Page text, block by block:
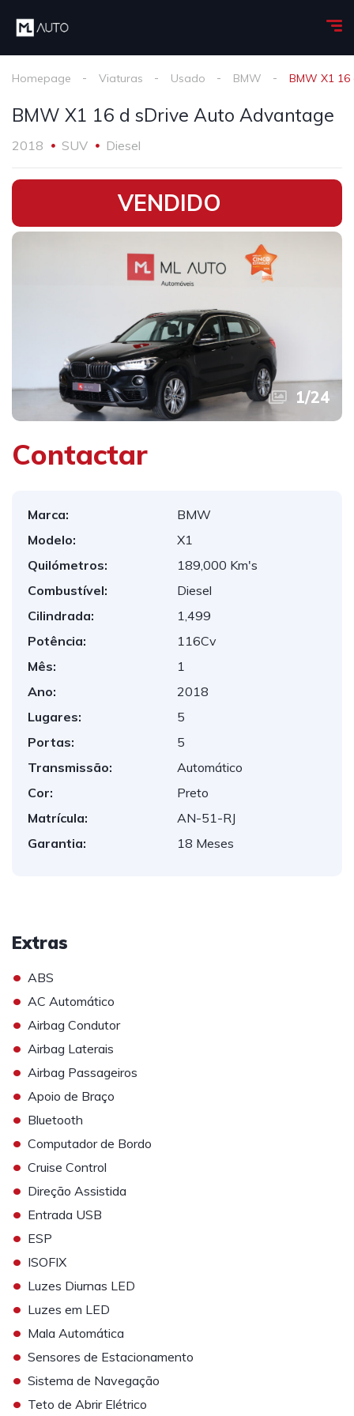
Homepage Viaturas Usado BMW BMW X1
BMW X1 16 d sDrive Auto Advantage
2018 SUV Diesel
•
VENDIDO
1/24
Contactar
Marca:
BMW
Modelo:
X1
Quilómetros:
189,000 Km's
Combustível:
Diesel
Cilindrada:
1,499
Potência:
116Cv
Mês:
1
Ano:
2018
Lugares:
5
Portas:
5
Transmissão:
Automático
Cor:
Preto
Matrícula:
AN-51-RJ
Garantia:
18 Meses
Extras
• ABS
• AC Automático
• Airbag Condutor
• Airbag Laterais
• Airbag Passageiros
• Apoio de Braço
• Bluetooth
• Computador de Bordo
• Cruise Control
• Direção Assistida
• Entrada USB
• ESP
• ISOFIX
• Luzes Diurnas LED
• Luzes em LED
• Mala Automática
• Sensores de Estacionamento
• Sistema de Navegação
• Teto de Abrir Elétrico